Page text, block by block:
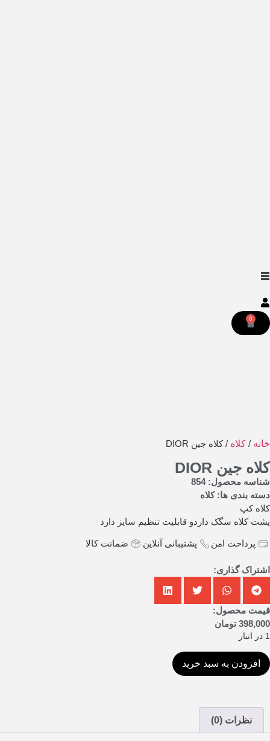
0
خانه / کلاه / کلاه جین DIOR
کلاه جین DIOR
شناسه محصول: 854
دسته بندی ها:کلاه
کلاه کپ
پشت کلاه سگک داردو قابلیت تنظیم سایز دارد
پرداخت امن پشتیبانی آنلاین ضمانت کالا
اشتراک گذاری:
قیمت محصول:
398,000 تومان
1 در انبار
افزودن به سبد خرید
نظرات (0)